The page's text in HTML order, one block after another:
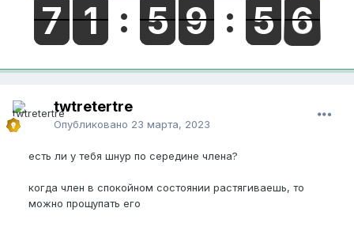
twtretertre
Опубликовано 23 марта, 2023
есть ли у тебя шнур по середине члена?
когда член в спокойном состоянии растягиваешь, то
можно прощупать его